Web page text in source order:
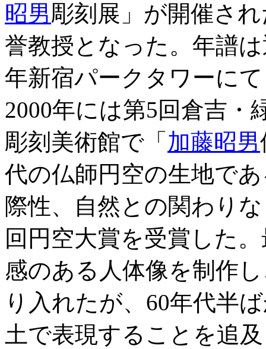
昭男彫刻展」が開催さ
誉教授となった。年譜
年新宿パークタワーに
2000年には第5回倉吉・
彫刻美術館で「 加藤昭男
代の仏師円空の生地で
際性、自然との関わり
回円空大賞を受賞した
感のある人体像を制作
り入れたが、60年代半
土で表現することを追